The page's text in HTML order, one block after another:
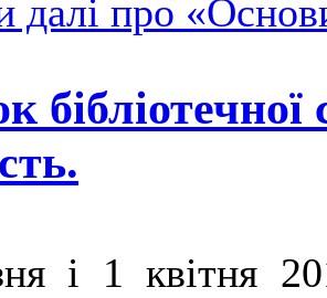
далі про
і 1 квітня